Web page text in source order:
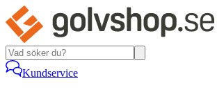
Kundservice